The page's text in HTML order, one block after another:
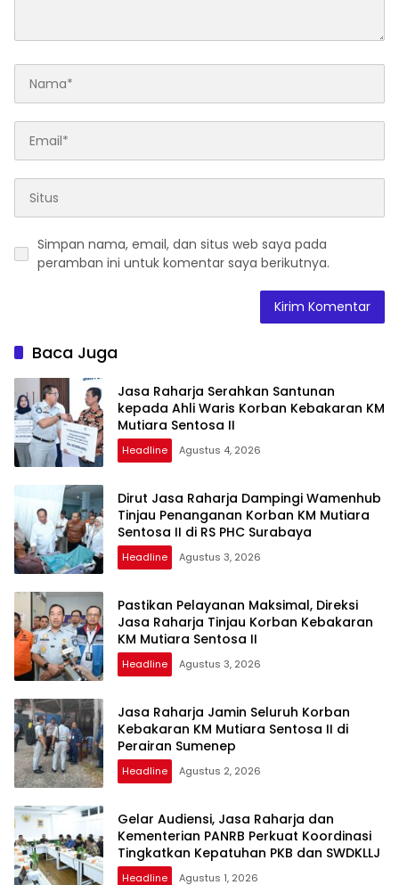
Simpan nama, email, dan situs web saya pada
peramban ini untuk komentar saya berikutnya.
Baca Juga
Jasa Raharja Serahkan Santunan
kepada Ahli Waris Korban Kebakaran KM
Mutiara Sentosa II
Headline Agustus 4, 2026
Dirut Jasa Raharja Dampingi Wamenhub
Tinjau Penanganan Korban KM Mutiara
Sentosa II di RS PHC Surabaya
Headline Agustus 3, 2026
Pastikan Pelayanan Maksimal, Direksi
Jasa Raharja Tinjau Korban Kebakaran
KM Mutiara Sentosa II
Headline Agustus 3, 2026
Jasa Raharja Jamin Seluruh Korban
Kebakaran KM Mutiara Sentosa II di
Perairan Sumenep
Headline Agustus 2, 2026
Gelar Audiensi, Jasa Raharja dan
Kementerian PANRB Perkuat Koordinasi
Tingkatkan Kepatuhan PKB dan SWDKLLJ
Headline Agustus 1, 2026